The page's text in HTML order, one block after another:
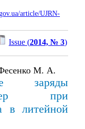
article/UJRN-
Issue (2014, № 3)
М. А.
заряды
при
в литейной